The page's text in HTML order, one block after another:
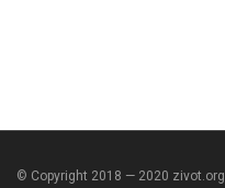
© Copyright 2018 — 2020 zivot.org